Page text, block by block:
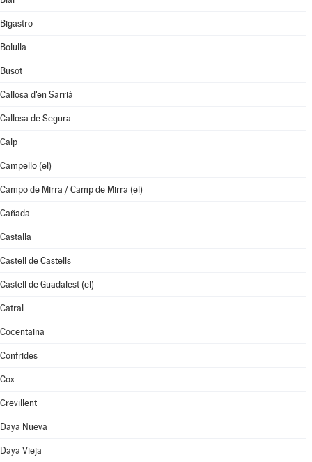
Bigastro
Bolulla
Busot
Callosa d'en Sarrià
Callosa de Segura
Calp
Campello (el)
Campo de Mirra / Camp de Mirra (el)
Cañada
Castalla
Castell de Castells
Castell de Guadalest (el)
Catral
Cocentaina
Confrides
Cox
Crevillent
Daya Nueva
Daya Vieja